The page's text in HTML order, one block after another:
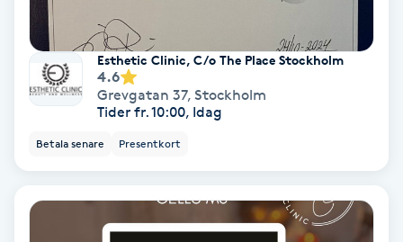
Olaplex
Olaplexbehandling
Ombre naglar
Esthetic Clinic, C/o The Place Stockholm
4.6
Grevgatan 37, Stockholm
Tider fr. 10:00, Idag
Betala senare Presentkort